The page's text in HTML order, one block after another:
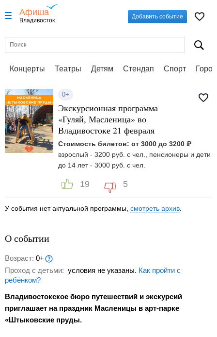
Афиша
Владивосток
Добавить событие
Концерты Театры Детям Стендап Спорт
0+
Экскурсионная программа
«Гуляй, Масленица» во
Владивостоке 21 февраля
Стоимость билетов: от 3000 до 3200 ₽
взрослый - 3200 руб. с чел., пенсионеры и дети
до 14 лет - 3000 руб. с чел.
19 5
У события нет актуальной программы, смотреть архив
О событии
Возраст: 0+
Проход с детьми: условия не указаны. Как пройти с
ребёнком?
Владивостокское бюро путешествий и экскурсий
приглашает на праздник Масленицы в арт-парке
«Штыковские пруды.